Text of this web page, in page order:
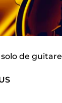
de guitare